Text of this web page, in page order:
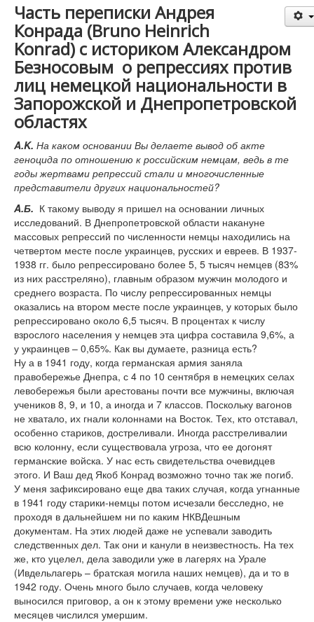
Publikationen
Shop
Über uns
Часть переписки Андрея
Конрада (Bruno Heinrich
Konrad) с историком Александром
Безносовым о репрессиях против
лиц немецкой национальности в
Запорожской и Днепропетровской
областях
A.K. На каком основании Вы делаете вывод об акте
геноцида по отношению к российским немцам, ведь в те
годы жертвами репрессий стали и многочисленные
представители других национальностей?
A.Б. К такому выводу я пришел на основании личных
исследований. В Днепропетровской области накануне
массовых репрессий по численности немцы находились на
четвертом месте после украинцев, русских и евреев. В 1937-
1938 гг. было репрессировано более 5, 5 тысяч немцев (83%
из них расстреляно), главным образом мужчин молодого и
среднего возраста. По числу репрессированных немцы
оказались на втором месте после украинцев, у которых было
репрессировано около 6,5 тысяч. В процентах к числу
взрослого населения у немцев эта цифра составила 9,6%, а
у украинцев – 0,65%. Как вы думаете, разница есть?
Ну а в 1941 году, когда германская армия заняла
правобережье Днепра, с 4 по 10 сентября в немецких селах
левобережья были арестованы почти все мужчины, включая
учеников 8, 9, и 10, а иногда и 7 классов. Поскольку вагонов
не хватало, их гнали колоннами на Восток. Тех, кто отставал,
особенно стариков, достреливали. Иногда расстреливалии
всю колонну, если существовала угроза, что ее догонят
германские войска. У нас есть свидетельства очевидцев
этого. И Ваш дед Якоб Конрад возможно точно так же погиб.
У меня зафиксировано еще два таких случая, когда угнанные
в 1941 году старики-немцы потом исчезали бесследно, не
проходя в дальнейшем ни по каким НКВДешным
документам. На этих людей даже не успевали заводить
следственных дел. Так они и канули в неизвестность. На тех
же, кто уцелел, дела заводили уже в лагерях на Урале
(Ивдельлагерь – братская могила наших немцев), да и то в
1942 году. Очень много было случаев, когда человеку
выносился приговор, а он к этому времени уже несколько
месяцев числился умершим.